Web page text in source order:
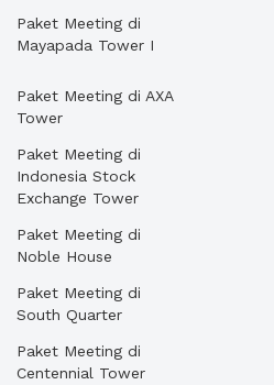
Paket Meeting di
Mayapada Tower I
Paket Meeting di AXA
Tower
Paket Meeting di
Indonesia Stock
Exchange Tower
Paket Meeting di
Noble House
Paket Meeting di
South Quarter
Paket Meeting di
Centennial Tower